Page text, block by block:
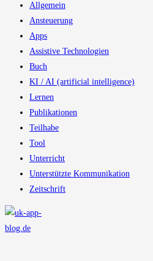
Allgemein
Ansteuerung
Apps
Assistive Technologien
Buch
KI / AI (artificial intelligence)
Lernen
Publikationen
Teilhabe
Tool
Unterricht
Unterstützte Kommunikation
Zeitschrift